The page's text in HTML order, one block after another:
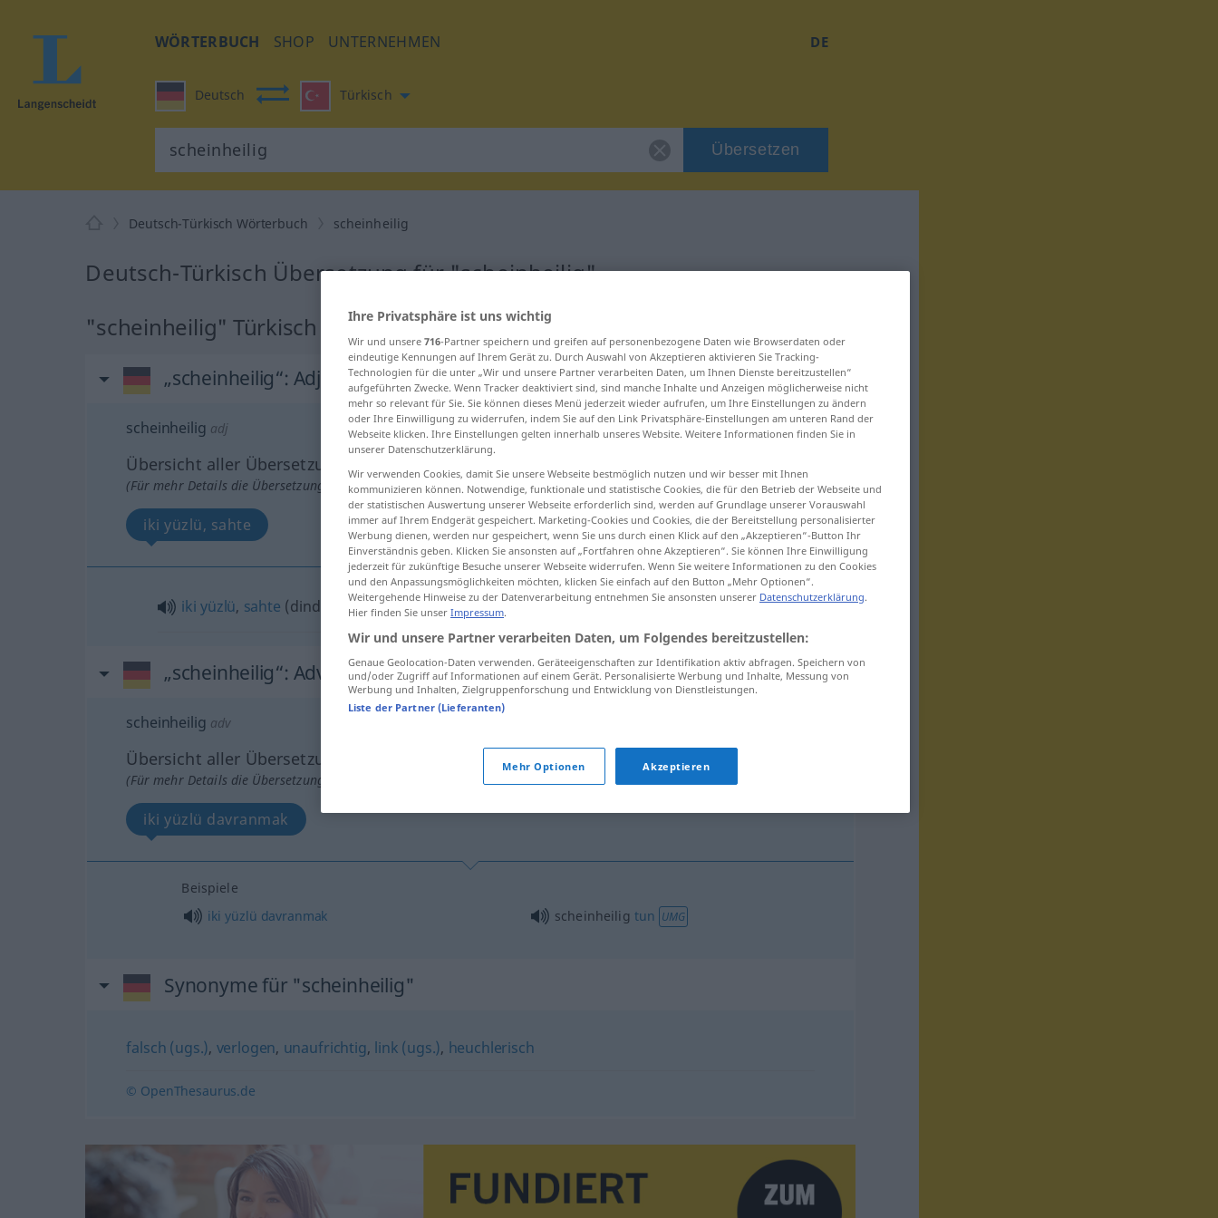
WÖRTERBUCH SHOP UNTERNEHMEN DE
Deutsch Türkisch
Übersetzen
Deutsch-Türkisch Wörterbuch scheinheilig
Deutsch-Türkisch Übersetzung für "scheinheilig"
"scheinheilig" Türkisch Übersetzung
„scheinheilig“: Adjektiv, adjektivisch
scheinheilig adj
Übersicht aller Übersetzungen
(Für mehr Details die Übersetzung anklicken/antippen)
iki yüzlü, sahte
iki yüzlü, sahte (dindar) scheinheilig
„scheinheilig“: Adverb
scheinheilig adv
Übersicht aller Übersetzungen
(Für mehr Details die Übersetzung anklicken/antippen)
iki yüzlü davranmak
Beispiele
iki yüzlü davranmak scheinheilig tun UMG
Synonyme für "scheinheilig"
falsch (ugs.), verlogen, unaufrichtig, link (ugs.), heuchlerisch
© OpenThesaurus.de
Ihre Privatsphäre ist uns wichtig
Wir und unsere 716-Partner speichern und greifen auf personenbezogene Daten wie Browserdaten oder
eindeutige Kennungen auf Ihrem Gerät zu. Durch Auswahl von Akzeptieren aktivieren Sie Tracking-
Technologien für die unter „Wir und unsere Partner verarbeiten Daten, um Ihnen Dienste bereitzustellen“
aufgeführten Zwecke. Wenn Tracker deaktiviert sind, sind manche Inhalte und Anzeigen möglicherweise nicht
mehr so relevant für Sie. Sie können dieses Menü jederzeit wieder aufrufen, um Ihre Einstellungen zu ändern
oder Ihre Einwilligung zu widerrufen, indem Sie auf den Link Privatsphäre-Einstellungen am unteren Rand der
Webseite klicken. Ihre Einstellungen gelten innerhalb unseres Website. Weitere Informationen finden Sie in
unserer Datenschutzerklärung.
Wir verwenden Cookies, damit Sie unsere Webseite bestmöglich nutzen und wir besser mit Ihnen
kommunizieren können. Notwendige, funktionale und statistische Cookies, die für den Betrieb der Webseite und
der statistischen Auswertung unserer Webseite erforderlich sind, werden auf Grundlage unserer Vorauswahl
immer auf Ihrem Endgerät gespeichert. Marketing-Cookies und Cookies, die der Bereitstellung personalisierter
Werbung dienen, werden nur gespeichert, wenn Sie uns durch einen Klick auf den „Akzeptieren“-Button Ihr
Einverständnis geben. Klicken Sie ansonsten auf „Fortfahren ohne Akzeptieren“. Sie können Ihre Einwilligung
jederzeit für zukünftige Besuche unserer Webseite widerrufen. Wenn Sie weitere Informationen zu den Cookies
und den Anpassungsmöglichkeiten möchten, klicken Sie einfach auf den Button „Mehr Optionen“.
Weitergehende Hinweise zu der Datenverarbeitung entnehmen Sie ansonsten unserer Datenschutzerklärung.
Hier finden Sie unser Impressum.
Wir und unsere Partner verarbeiten Daten, um Folgendes bereitzustellen:
Genaue Geolocation-Daten verwenden. Geräteeigenschaften zur Identifikation aktiv abfragen. Speichern von
und/oder Zugriff auf Informationen auf einem Gerät. Personalisierte Werbung und Inhalte, Messung von
Werbung und Inhalten, Zielgruppenforschung und Entwicklung von Dienstleistungen.
Liste der Partner (Lieferanten)
Mehr Optionen Akzeptieren